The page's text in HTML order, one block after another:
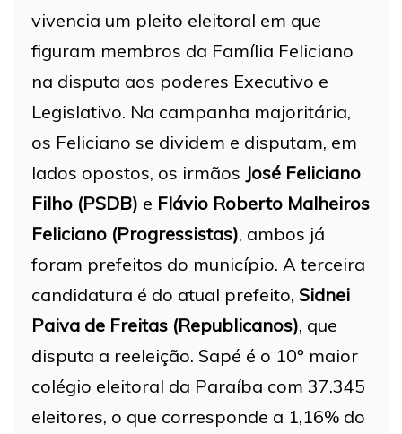
vivencia um pleito eleitoral em que
figuram membros da Família Feliciano
na disputa aos poderes Executivo e
Legislativo. Na campanha majoritária,
os Feliciano se dividem e disputam, em
lados opostos, os irmãos José Feliciano
Filho (PSDB) e Flávio Roberto Malheiros
Feliciano (Progressistas), ambos já
foram prefeitos do município. A terceira
candidatura é do atual prefeito, Sidnei
Paiva de Freitas (Republicanos), que
disputa a reeleição. Sapé é o 10º maior
colégio eleitoral da Paraíba com 37.345
eleitores, o que corresponde a 1,16% do